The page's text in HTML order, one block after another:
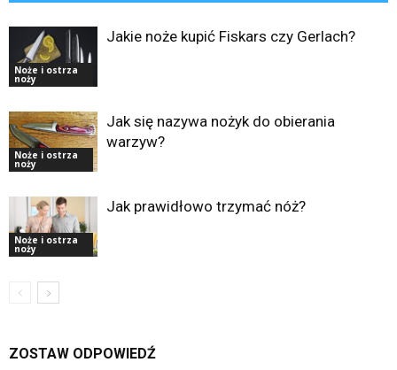
Noże i ostrza
noży
Jakie noże kupić Fiskars czy Gerlach?
Noże i ostrza
noży
Jak się nazywa nożyk do obierania
warzyw?
Noże i ostrza
noży
Jak prawidłowo trzymać nóż?
ZOSTAW ODPOWIEDŹ